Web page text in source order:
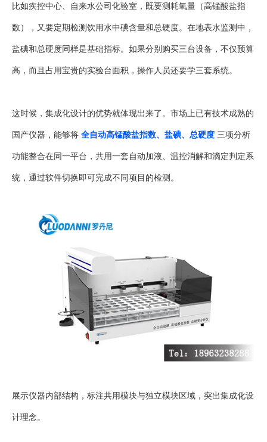
比如疾控中心、自来水公司化验室，既要测耗氧量（高锰酸盐指
数），又要定期检测饮用水中碘含量和总硬度。在地表水监测中，
盐碘和总硬度同样是基础指标。如果分别购买三台设备，不仅预算
高，而且占用宝贵的实验台面积，操作人员还要学三套系统。
这时候，集成化设计的优势就体现出来了。市场上已有技术成熟的
国产仪器，能够将 全自动高锰酸盐指数、盐碘、总硬度 三项分析
功能整合在同一平台，共用一套自动加液、温控消解和滴定判定系
统，通过软件切换即可完成不同项目的检测。
展示仪器内部结构，标注共用模块与独立模块区域，突出集成化设
计理念。